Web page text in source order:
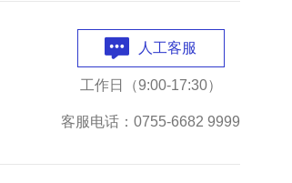
人工客服
工作日（9:00-17:30）
客服电话：0755-6682 9999